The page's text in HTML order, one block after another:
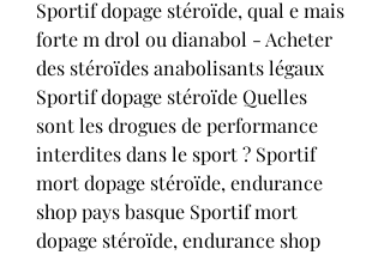
Sportif dopage stéroïde, qual e mais
forte m drol ou dianabol - Acheter
des stéroïdes anabolisants légaux
Sportif dopage stéroïde Quelles
sont les drogues de performance
interdites dans le sport ? Sportif
mort dopage stéroïde, endurance
shop pays basque Sportif mort
dopage stéroïde, endurance shop